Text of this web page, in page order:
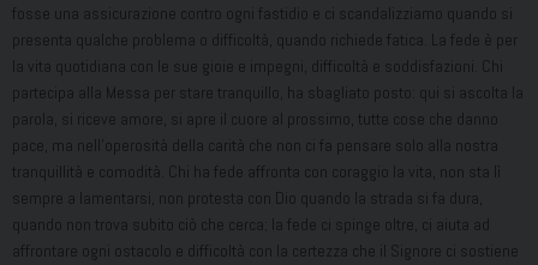
fosse una assicurazione contro ogni fastidio e ci scandalizziamo quando si
presenta qualche problema o difficoltà, quando richiede fatica. La fede è per
la vita quotidiana con le sue gioie e impegni, difficoltà e soddisfazioni. Chi
partecipa alla Messa per stare tranquillo, ha sbagliato posto: qui si ascolta la
parola, si riceve amore, si apre il cuore al prossimo, tutte cose che danno
pace, ma nell’operosità della carità che non ci fa pensare solo alla nostra
tranquillità e comodità. Chi ha fede affronta con coraggio la vita, non sta lì
sempre a lamentarsi, non protesta con Dio quando la strada si fa dura,
quando non trova subito ciò che cerca; la fede ci spinge oltre, ci aiuta ad
affrontare ogni ostacolo e difficoltà con la certezza che il Signore ci sostiene